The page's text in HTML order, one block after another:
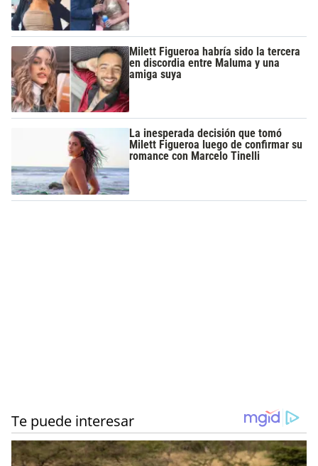
Milett Figueroa habría sido la tercera
en discordia entre Maluma y una
amiga suya
La inesperada decisión que tomó
Milett Figueroa luego de confirmar su
romance con Marcelo Tinelli